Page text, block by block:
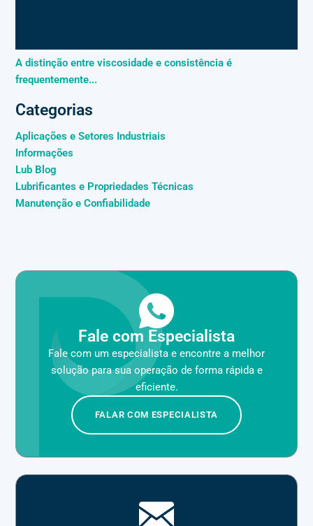
A distinção entre viscosidade e consistência é
frequentemente...
Categorias
Aplicações e Setores Industriais
Informações
Lub Blog
Lubrificantes e Propriedades Técnicas
Manutenção e Confiabilidade
Fale com Especialista
Fale com um especialista e encontre a melhor
solução para sua operação de forma rápida e
eficiente.
FALAR COM ESPECIALISTA